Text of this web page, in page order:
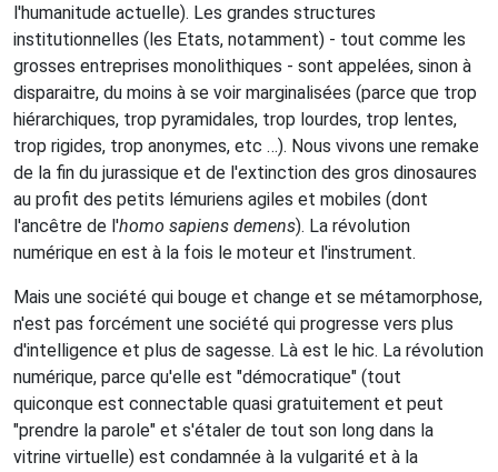
l'humanitude actuelle). Les grandes structures
institutionnelles (les Etats, notamment) - tout comme les
grosses entreprises monolithiques - sont appelées, sinon à
disparaitre, du moins à se voir marginalisées (parce que trop
hiérarchiques, trop pyramidales, trop lourdes, trop lentes,
trop rigides, trop anonymes, etc …). Nous vivons une remake
de la fin du jurassique et de l'extinction des gros dinosaures
au profit des petits lémuriens agiles et mobiles (dont
l'ancêtre de l'homo sapiens demens). La révolution
numérique en est à la fois le moteur et l'instrument.
Mais une société qui bouge et change et se métamorphose,
n'est pas forcément une société qui progresse vers plus
d'intelligence et plus de sagesse. Là est le hic. La révolution
numérique, parce qu'elle est "démocratique" (tout
quiconque est connectable quasi gratuitement et peut
"prendre la parole" et s'étaler de tout son long dans la
vitrine virtuelle) est condamnée à la vulgarité et à la